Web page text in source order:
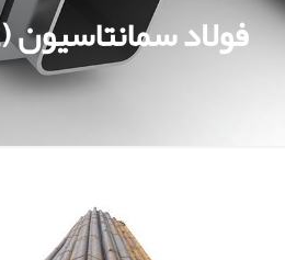
فولاد سمانتاسیون (1)